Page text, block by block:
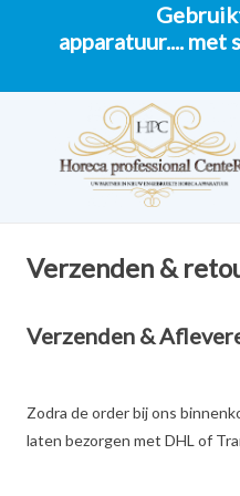
apparatuur.... met
Verzenden &
Verzenden &
Zodra de order bij ons
laten bezorgen met DHL of